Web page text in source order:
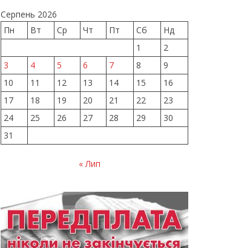
Серпень 2026
Пн
Вт Ср Чт Пт Сб
Нд
1
2
3
4 5 6 7 8
9
10
11 12 13 14 15
16
17
18 19 20 21 22
23
24
25 26 27 28 29
30
31
« Лип